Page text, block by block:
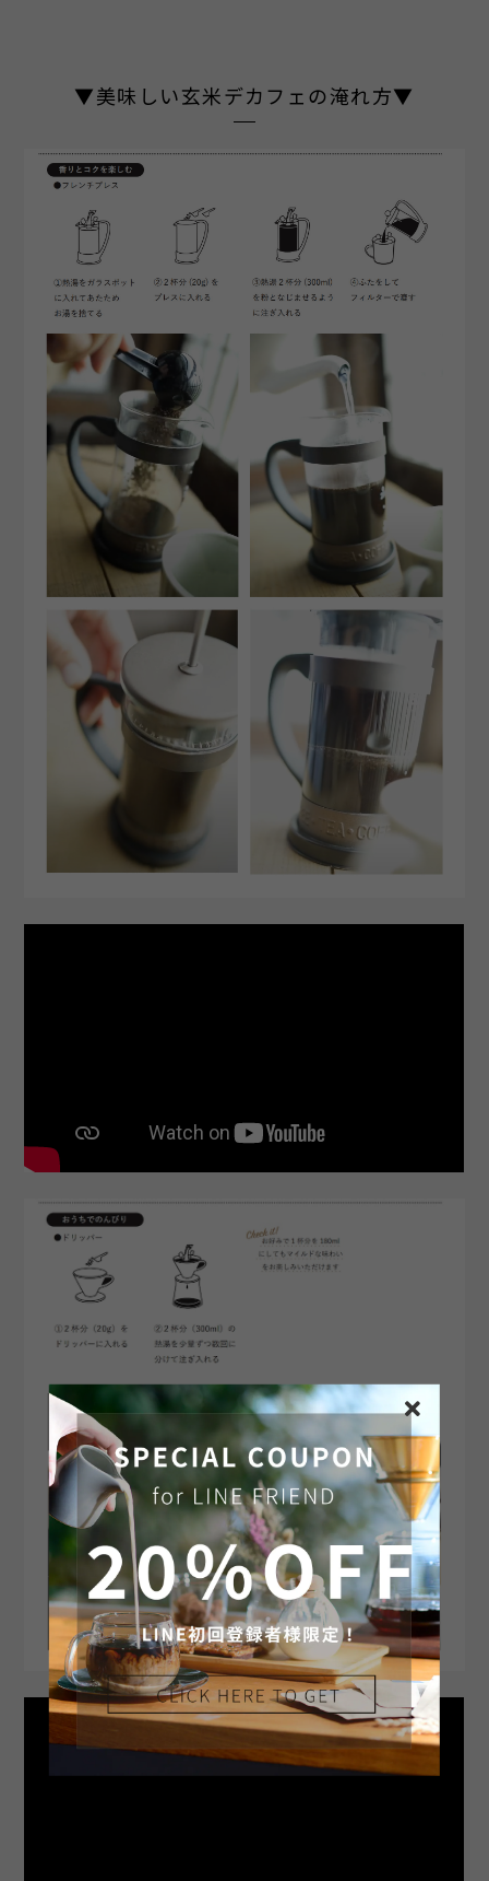
▼美味しい玄米デカフェの淹れ方▼